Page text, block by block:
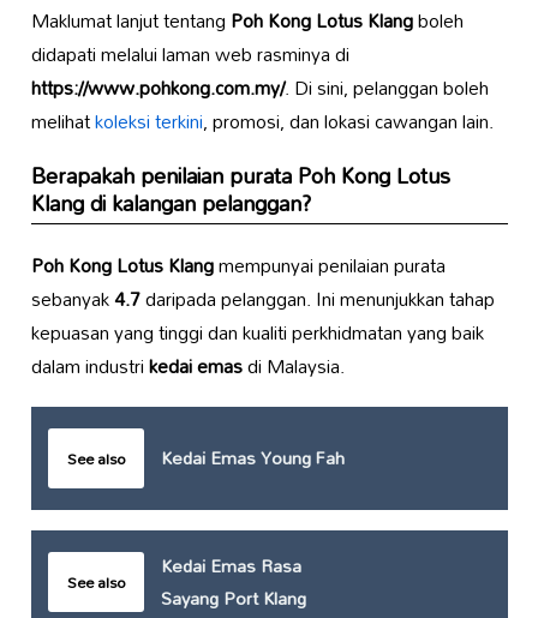
Maklumat lanjut tentangPoh Kong Lotus Klangboleh
didapati melalui laman web rasminya di
https://www.pohkong.com.my/. Di sini, pelanggan boleh
melihatkoleksi terkini, promosi, dan lokasi cawangan lain.
Berapakah penilaian purataPoh Kong Lotus
Klangdi kalangan pelanggan?
Poh Kong Lotus Klangmempunyai penilaian purata
sebanyak4.7daripada pelanggan. Ini menunjukkan tahap
kepuasan yang tinggi dan kualiti perkhidmatan yang baik
dalam industrikedai emasdi Malaysia.
See also Kedai Emas Young Fah
See also
Kedai Emas Rasa
Sayang Port Klang